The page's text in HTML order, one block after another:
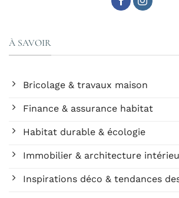
À SAVOIR
Bricolage & travaux maison
Finance & assurance habitat
Habitat durable & écologie
Immobilier & architecture
Inspirations déco & tendances